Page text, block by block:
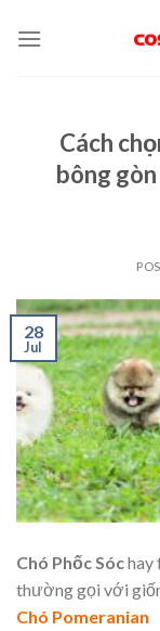
Cách
bông
28
Jul
Chó Phốc Sóchay
thường gọi với
Chó Pomeranian